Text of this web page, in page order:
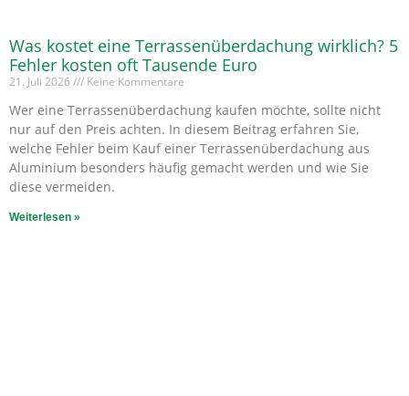
Was kostet eine Terrassenüberdachung wirklich? 5
Fehler kosten oft Tausende Euro
21. Juli 2026 Keine Kommentare
Wer eine Terrassenüberdachung kaufen möchte, sollte nicht
nur auf den Preis achten. In diesem Beitrag erfahren Sie,
welche Fehler beim Kauf einer Terrassenüberdachung aus
Aluminium besonders häufig gemacht werden und wie Sie
diese vermeiden.
Weiterlesen »